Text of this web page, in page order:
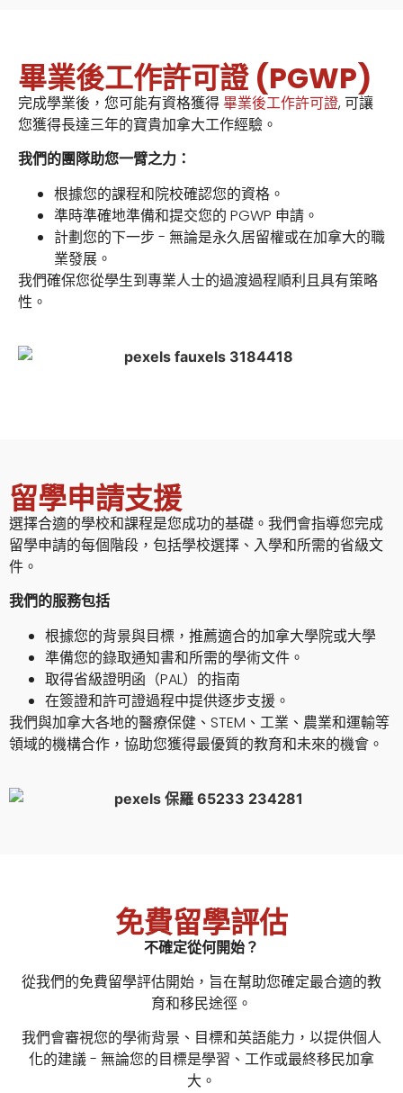
畢業後工作許可證 (PGWP)
完成學業後，您可能有資格獲得畢業後工作許可證, 可讓
您獲得長達三年的寶貴加拿大工作經驗。
我們的團隊助您一臂之力：
根據您的課程和院校確認您的資格。
準時準確地準備和提交您的 PGWP 申請。
計劃您的下一步 - 無論是永久居留權或在加拿大的職
業發展。
我們確保您從學生到專業人士的過渡過程順利且具有策略
性。
留學申請支援
選擇合適的學校和課程是您成功的基礎。 我們會指導您完成
留學申請的每個階段，包括學校選擇、入學和所需的省級文
件。
我們的服務包括
根據您的背景與目標，推薦適合的加拿大學院或大學
準備您的錄取通知書和所需的學術文件。
取得省級證明函（PAL）的指南
在簽證和許可證過程中提供逐步支援。
我們與加拿大各地的醫療保健、STEM、工業、農業和運輸等
領域的機構合作，協助您獲得最優質的教育和未來的機會。
免費留學評估
不確定從何開始？
從我們的免費留學評估開始，旨在幫助您確定最合適的教
育和移民途徑。
我們會審視您的學術背景、目標和英語能力 ，以提供個人
化的建議 - 無論您的目標是學習、工作或最終移民加拿
大。